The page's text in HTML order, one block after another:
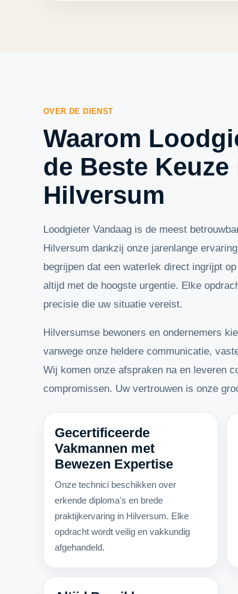
OVER DE DIENST
Waarom
de Beste Keuze
Hilversum
Loodgieter Vandaag is de meest
Hilversum dankzij onze jarenlange
begrijpen dat een waterlek direct ingrijpt
altijd met de hoogste urgentie. Elke
precisie die uw situatie vereist.
Hilversumse bewoners en ondernemers
vanwege onze heldere communicatie,
Wij komen onze afspraken na en leveren
compromissen. Uw vertrouwen is onze
Gecertificeerde
Vakmannen met
Bewezen Expertise
Onze technici beschikken over
erkende diploma's en brede
praktijkervaring in Hilversum. Elke
opdracht wordt veilig en vakkundig
afgehandeld.